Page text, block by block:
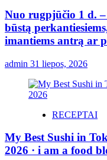
Nuo rugpjūčio 1 d.
būstą
imantiems antrą ar
admin 31 liepos, 2026
RECEPTAI
My Best Sushi in
2026 · i am a food